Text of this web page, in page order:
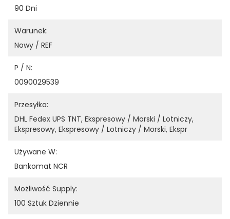
90 Dni
Warunek:
Nowy / REF
P / N:
0090029539
Przesyłka:
DHL Fedex UPS TNT, Ekspresowy / Morski / Lotniczy,
Ekspresowy, Ekspresowy / Lotniczy / Morski, Ekspr
Używane W:
Bankomat NCR
Możliwość Supply:
100 Sztuk Dziennie